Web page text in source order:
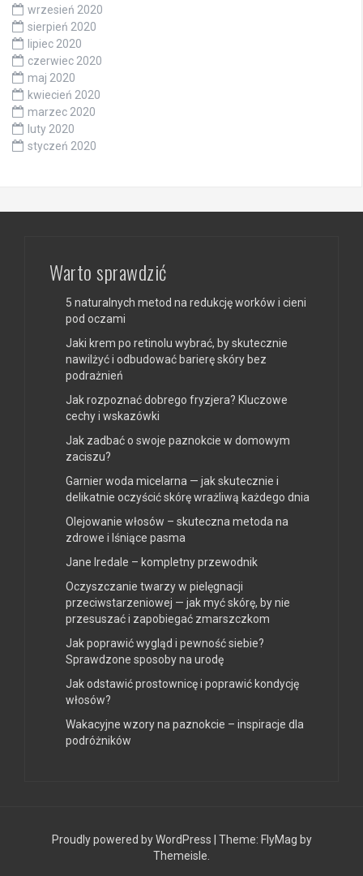
wrzesień 2020
sierpień 2020
lipiec 2020
czerwiec 2020
maj 2020
kwiecień 2020
marzec 2020
luty 2020
styczeń 2020
Warto sprawdzić
5 naturalnych metod na redukcję worków i cieni
pod oczami
Jaki krem po retinolu wybrać, by skutecznie
nawilżyć i odbudować barierę skóry bez
podrażnień
Jak rozpoznać dobrego fryzjera? Kluczowe
cechy i wskazówki
Jak zadbać o swoje paznokcie w domowym
zaciszu?
Garnier woda micelarna — jak skutecznie i
delikatnie oczyścić skórę wrażliwą każdego dnia
Olejowanie włosów – skuteczna metoda na
zdrowe i lśniące pasma
Jane Iredale – kompletny przewodnik
Oczyszczanie twarzy w pielęgnacji
przeciwstarzeniowej — jak myć skórę, by nie
przesuszać i zapobiegać zmarszczkom
Jak poprawić wygląd i pewność siebie?
Sprawdzone sposoby na urodę
Jak odstawić prostownicę i poprawić kondycję
włosów?
Wakacyjne wzory na paznokcie – inspiracje dla
podróżników
Proudly powered by WordPress Theme: FlyMag by
Themeisle.